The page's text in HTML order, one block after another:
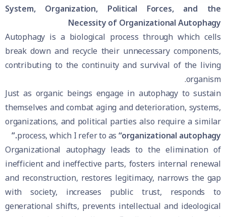
System, Organization, Political Forces, and the
Necessity of Organizational Autophagy
Autophagy is a biological process through which cells
break down and recycle their unnecessary components,
contributing to the continuity and survival of the living
organism.
Just as organic beings engage in autophagy to sustain
themselves and combat aging and deterioration, systems,
organizations, and political parties also require a similar
process, which I refer to as“organizational autophagy.”
Organizational autophagy leads to the elimination of
inefficient and ineffective parts, fosters internal renewal
and reconstruction, restores legitimacy, narrows the gap
with society, increases public trust, responds to
generational shifts, prevents intellectual and ideological